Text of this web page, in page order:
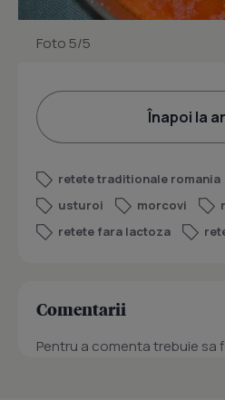
Foto 5/5
Înapoi la
retete traditionale romania
usturoi
morcovi
retete fara lactoza
Comentarii
Pentru a comenta trebuie sa